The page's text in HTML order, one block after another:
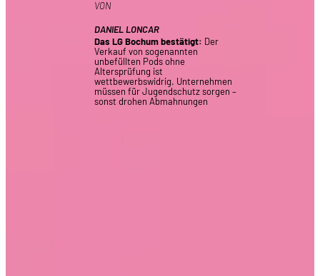
VON
DANIEL LONCAR
Das LG Bochum bestätigt: Der
Verkauf von sogenannten
unbefüllten Pods ohne
Altersprüfung ist
wettbewerbswidrig. Unternehmen
müssen für Jugendschutz sorgen –
sonst drohen Abmahnungen